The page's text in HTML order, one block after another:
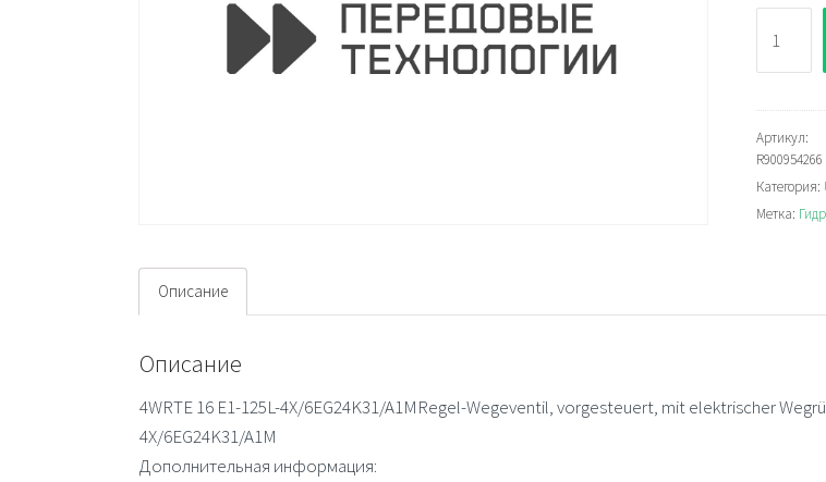
Bosch
Rexroth
125L-
4X/
Артикул:
R900954266
Категория:
Метка:
Описание
Описание
4WRTE 16 E1-125L-4X/6EG24K31/A1MRegel-Wegeventil, vorgesteuert, mit elektrischer
4X/6EG24K31/A1M
Дополнительная информация: